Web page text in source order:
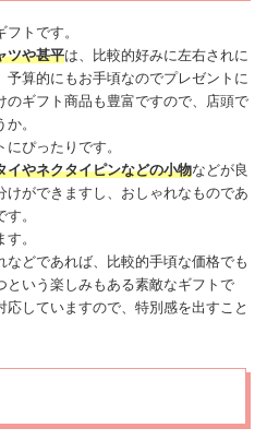
トです。
ツや甚平は、比較的好みに左右されに
予算的にもお手頃なのでプレゼントに
のギフト商品も豊富ですので、店頭で
。
ぴったりです。
イやネクタイピンなどの小物などが良
けができますし、おしゃれなものであ
。
。
どであれば、比較的手頃な価格でも
という楽しみもある素敵なギフトで
していますので、特別感を出すこと